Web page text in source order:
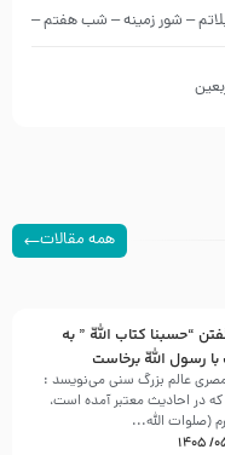
– شور زمینه – شب هفتم –
همه مقالات
“حسبنا كتاب اللّه ” به
رسول اللّه برخاست
عالم بزرگ سنی می‌نویسد :
در احادیث معتبر آمده است،
(صلوات اللّه...